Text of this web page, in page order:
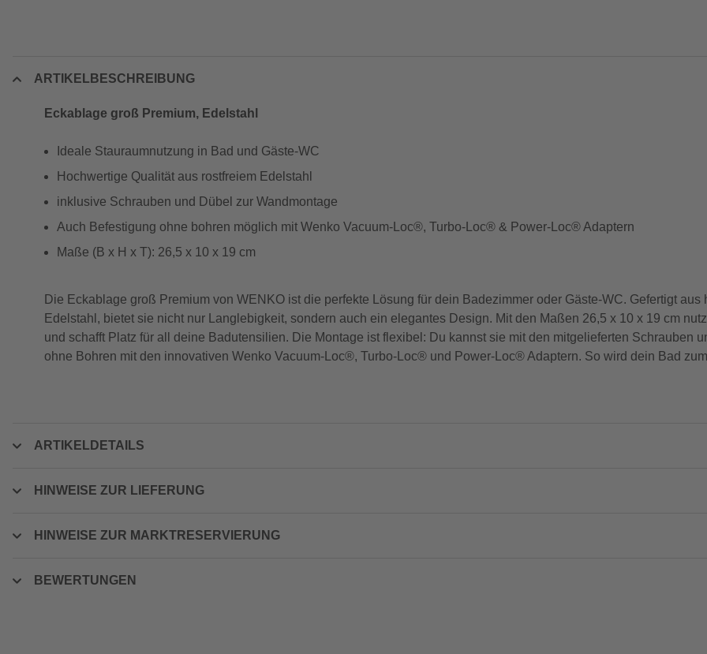
ARTIKELBESCHREIBUNG
Eckablage groß Premium, Edelstahl
Ideale Stauraumnutzung in Bad und Gäste-WC
Hochwertige Qualität aus rostfreiem Edelstahl
inklusive Schrauben und Dübel zur Wandmontage
Auch Befestigung ohne bohren möglich mit Wenko Vacuum-Loc®, Turbo-Loc® & Power-Loc® Adaptern
Maße (B x H x T): 26,5 x 10 x 19 cm
Die Eckablage groß Premium von WENKO ist die perfekte Lösung für dein Badezimmer oder Gäste-WC. Gefertigt aus
Edelstahl, bietet sie nicht nur Langlebigkeit, sondern auch ein elegantes Design. Mit den Maßen 26,5 x 10 x 19 cm
und schafft Platz für all deine Badutensilien. Die Montage ist flexibel: Du kannst sie mit den mitgelieferten Schrauben
ohne Bohren mit den innovativen Wenko Vacuum-Loc®, Turbo-Loc® und Power-Loc® Adaptern. So wird dein Bad
ARTIKELDETAILS
HINWEISE ZUR LIEFERUNG
HINWEISE ZUR MARKTRESERVIERUNG
BEWERTUNGEN